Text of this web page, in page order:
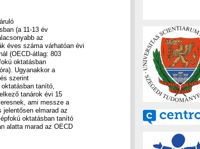
(a 11-13 év
az
éves száma várhatóan évi
(OECD-átlag: 803
oktatásban
Ugyanakkor a
szerint
tanító,
tanárok évi 15
ami messze a
jelentősen elmarad az
oktatásban tanító
alatta marad az OECD